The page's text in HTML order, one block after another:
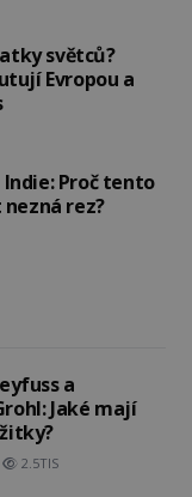
světců?
Evropou a
Proč tento
nezná rez?
a
Jaké mají
2.5TIS